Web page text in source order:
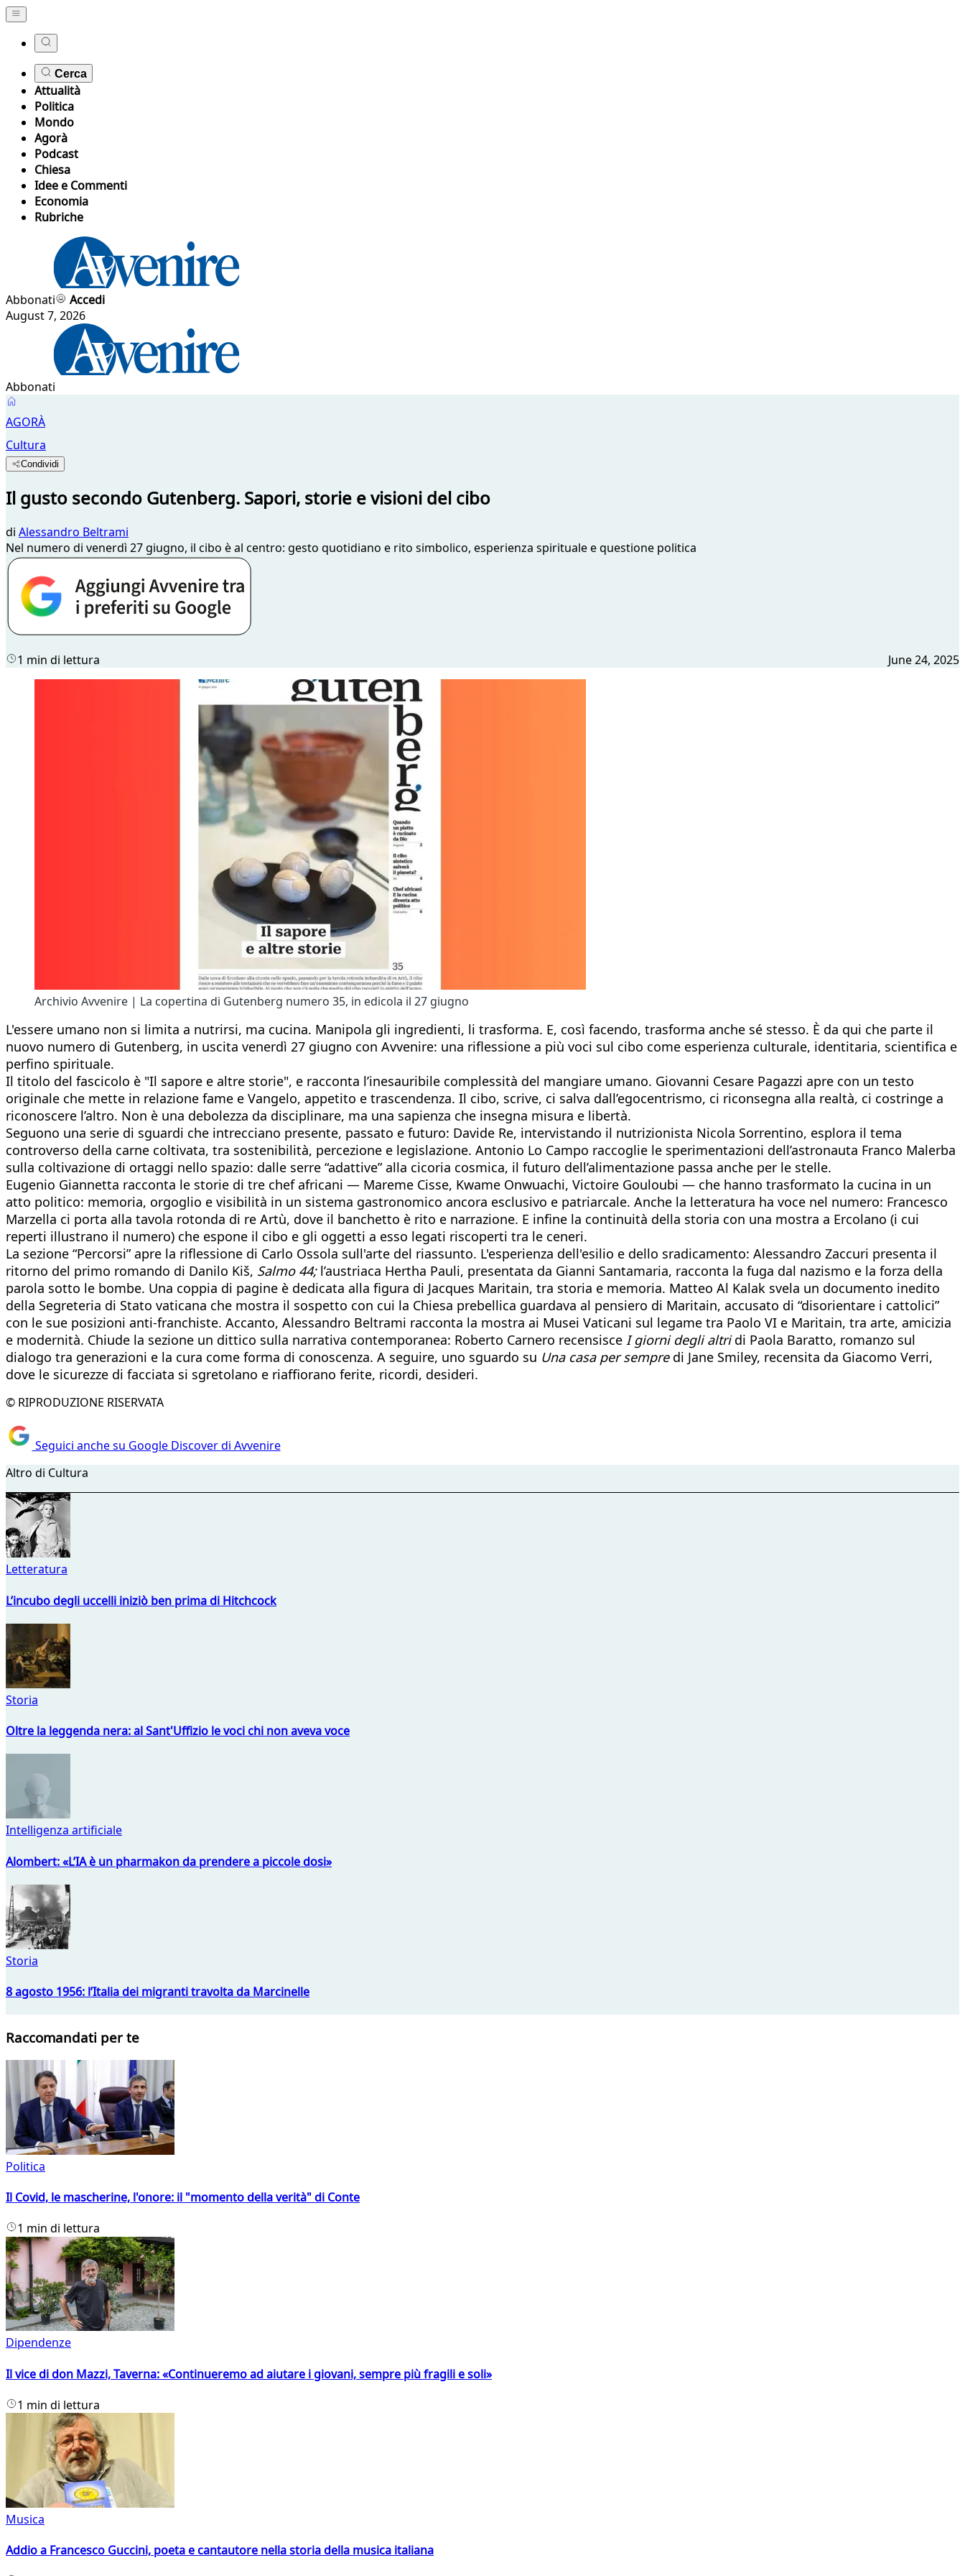
Cerca
Attualità
Politica
Mondo
Agorà
Podcast
Chiesa
Idee e Commenti
Economia
Rubriche
Abbonati
Accedi
August 7, 2026
Abbonati
AGORÀ
Cultura
Condividi
Il gusto secondo Gutenberg. Sapori, storie e visioni del cibo
di Alessandro Beltrami
Nel numero di venerdì 27 giugno, il cibo è al centro: gesto quotidiano e rito simbolico, esperienza spirituale e questione politica
1 min di lettura June 24, 2025
Archivio Avvenire | La copertina di Gutenberg numero 35, in edicola il 27 giugno
L'essere umano non si limita a nutrirsi, ma cucina. Manipola gli ingredienti, li trasforma. E, così facendo, trasforma anche sé stesso. È da qui che parte il
nuovo numero di Gutenberg, in uscita venerdì 27 giugno con Avvenire: una riflessione a più voci sul cibo come esperienza culturale, identitaria, scientifica e
perfino spirituale.
Il titolo del fascicolo è "Il sapore e altre storie", e racconta l’inesauribile complessità del mangiare umano. Giovanni Cesare Pagazzi apre con un testo
originale che mette in relazione fame e Vangelo, appetito e trascendenza. Il cibo, scrive, ci salva dall’egocentrismo, ci riconsegna alla realtà, ci costringe a
riconoscere l’altro. Non è una debolezza da disciplinare, ma una sapienza che insegna misura e libertà.
Seguono una serie di sguardi che intrecciano presente, passato e futuro: Davide Re, intervistando il nutrizionista Nicola Sorrentino, esplora il tema
controverso della carne coltivata, tra sostenibilità, percezione e legislazione. Antonio Lo Campo raccoglie le sperimentazioni dell’astronauta Franco Malerba
sulla coltivazione di ortaggi nello spazio: dalle serre “adattive” alla cicoria cosmica, il futuro dell’alimentazione passa anche per le stelle.
Eugenio Giannetta racconta le storie di tre chef africani — Mareme Cisse, Kwame Onwuachi, Victoire Gouloubi — che hanno trasformato la cucina in un
atto politico: memoria, orgoglio e visibilità in un sistema gastronomico ancora esclusivo e patriarcale. Anche la letteratura ha voce nel numero: Francesco
Marzella ci porta alla tavola rotonda di re Artù, dove il banchetto è rito e narrazione. E infine la continuità della storia con una mostra a Ercolano (i cui
reperti illustrano il numero) che espone il cibo e gli oggetti a esso legati riscoperti tra le ceneri.
La sezione “Percorsi” apre la riflessione di Carlo Ossola sull'arte del riassunto. L'esperienza dell'esilio e dello sradicamento: Alessandro Zaccuri presenta il
ritorno del primo romando di Danilo Kiš, Salmo 44; l’austriaca Hertha Pauli, presentata da Gianni Santamaria, racconta la fuga dal nazismo e la forza della
parola sotto le bombe. Una coppia di pagine è dedicata alla figura di Jacques Maritain, tra storia e memoria. Matteo Al Kalak svela un documento inedito
della Segreteria di Stato vaticana che mostra il sospetto con cui la Chiesa prebellica guardava al pensiero di Maritain, accusato di “disorientare i cattolici”
con le sue posizioni anti-franchiste. Accanto, Alessandro Beltrami racconta la mostra ai Musei Vaticani sul legame tra Paolo VI e Maritain, tra arte, amicizia
e modernità. Chiude la sezione un dittico sulla narrativa contemporanea: Roberto Carnero recensisce I giorni degli altridi Paola Baratto, romanzo sul
dialogo tra generazioni e la cura come forma di conoscenza. A seguire, uno sguardo su Una casa per sempre di Jane Smiley, recensita da Giacomo Verri,
dove le sicurezze di facciata si sgretolano e riaffiorano ferite, ricordi, desideri.
© RIPRODUZIONE RISERVATA
Seguici anche su Google Discover di Avvenire
Altro di Cultura
Letteratura
L’incubo degli uccelli iniziò ben prima di Hitchcock
Storia
Oltre la leggenda nera: al Sant'Uffizio le voci chi non aveva voce
Intelligenza artificiale
Alombert: «L’IA è un pharmakon da prendere a piccole dosi»
Storia
8 agosto 1956: l’Italia dei migranti travolta da Marcinelle
Raccomandati per te
Politica
Il Covid, le mascherine, l'onore: il "momento della verità" di Conte
1 min di lettura
Dipendenze
Il vice di don Mazzi, Taverna: «Continueremo ad aiutare i giovani, sempre più fragili e soli»
1 min di lettura
Musica
Addio a Francesco Guccini, poeta e cantautore nella storia della musica italiana